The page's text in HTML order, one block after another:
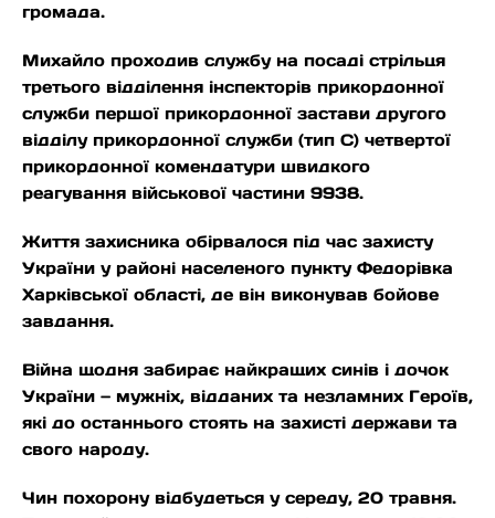
громада.
Михайло проходив службу на посаді стрільця
третього відділення інспекторів прикордонної
служби першої прикордонної застави другого
відділу прикордонної служби (тип С) четвертої
прикордонної комендатури швидкого
реагування військової частини 9938.
Життя захисника обірвалося під час захисту
України у районі населеного пункту Федорівка
Харківської області, де він виконував бойове
завдання.
Війна щодня забирає найкращих синів і дочок
України — мужніх, відданих та незламних Героїв,
які до останнього стоять на захисті держави та
свого народу.
Чин похорону відбудеться у середу, 20 травня.